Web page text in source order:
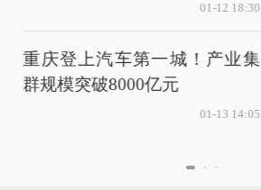
01-12 18:30
重庆登上汽车第一城！产业集
群规模突破8000亿元
01-13 14:05